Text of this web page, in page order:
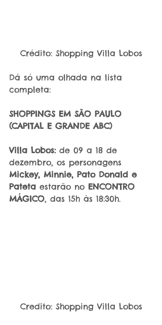
Crédito: Shopping Villa Lobos
Dá só uma olhada na lista
completa:
SHOPPINGS EM SÃO PAULO
(CAPITAL E GRANDE ABC)
Villa Lobos: de 09 a 18 de
dezembro, os personagens
Mickey, Minnie, Pato Donald e
Pateta estarão no ENCONTRO
MÁGICO, das 15h às 18:30h.
Credito: Shopping Villa Lobos